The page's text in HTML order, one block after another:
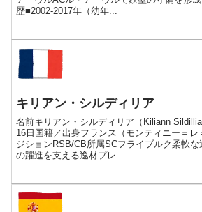
歴■2002-2017年（幼年...
キリアン・シルディリア
名前キリアン・シルディリア（Kiliann
16日国籍／出身フランス（モンティニー＝
ジションRSB/CB所属SCフライブルク柔軟
の躍進を支える逸材プレ...